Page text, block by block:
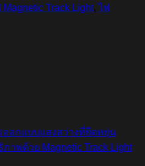
Track Light,ไฟ
ออกแบบแสงสว่างที่ยืดหยุ่น
าพด้วย Magnetic Track Light